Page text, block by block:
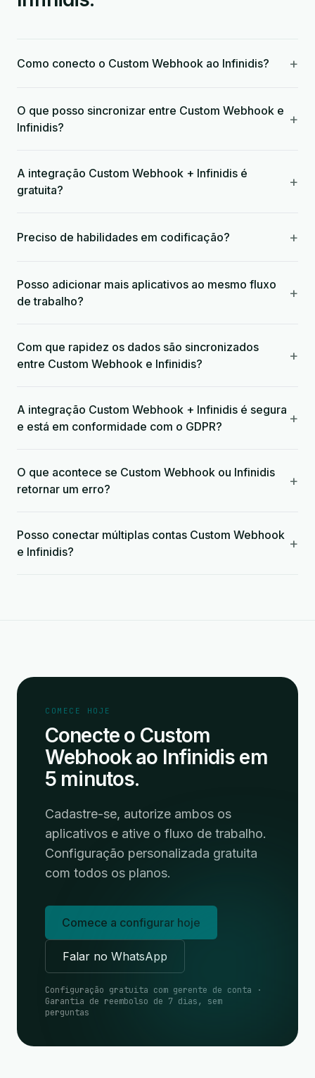
Como conecto o Custom Webhook ao Infinidis? +
O que posso sincronizar entre Custom Webhook e
Infinidis?
+
A integração Custom Webhook + Infinidis é
gratuita?
+
Preciso de habilidades em codificação? +
Posso adicionar mais aplicativos ao mesmo fluxo
de trabalho?
+
Com que rapidez os dados são sincronizados
entre Custom Webhook e Infinidis?
+
A integração Custom Webhook + Infinidis é segura
e está em conformidade com o GDPR?
+
O que acontece se Custom Webhook ou Infinidis
retornar um erro?
+
Posso conectar múltiplas contas Custom Webhook
e Infinidis?
+
COMECE HOJE
Conecte o Custom
Webhook ao Infinidis em
5 minutos.
Cadastre-se, autorize ambos os
aplicativos e ative o fluxo de trabalho.
Configuração personalizada gratuita
com todos os planos.
Comece a configurar hoje
Falar no WhatsApp
Configuração gratuita com gerente de conta ·
Garantia de reembolso de 7 dias, sem
perguntas